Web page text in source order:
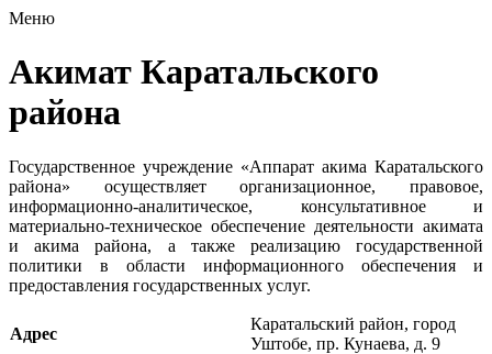
Меню
Акимат Каратальского
района
Государственное учреждение «Аппарат акима Каратальского
района» осуществляет организационное, правовое,
информационно-аналитическое, консультативное и
материально-техническое обеспечение деятельности акимата
и акима района, а также реализацию государственной
политики в области информационного обеспечения и
предоставления государственных услуг.
Адрес
Каратальский район, город
Уштобе, пр. Кунаева, д. 9